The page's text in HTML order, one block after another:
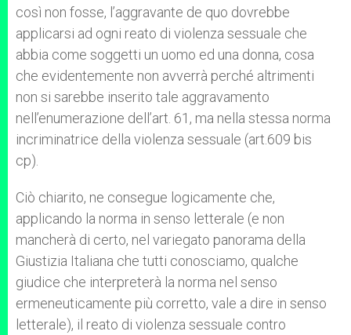
così non fosse, l’aggravante de quo dovrebbe
applicarsi ad ogni reato di violenza sessuale che
abbia come soggetti un uomo ed una donna, cosa
che evidentemente non avverrà perché altrimenti
non si sarebbe inserito tale aggravamento
nell’enumerazione dell’art. 61, ma nella stessa norma
incriminatrice della violenza sessuale (art.609 bis
cp).
Ciò chiarito, ne consegue logicamente che,
applicando la norma in senso letterale (e non
mancherà di certo, nel variegato panorama della
Giustizia Italiana che tutti conosciamo, qualche
giudice che interpreterà la norma nel senso
ermeneuticamente più corretto, vale a dire in senso
letterale), il reato di violenza sessuale contro